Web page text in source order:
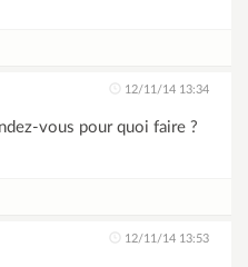
12/11/14 13:34
vous pour quoi faire ?
12/11/14 13:53